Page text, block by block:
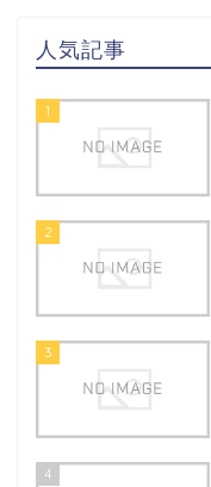
人気記事
1
2
3
4